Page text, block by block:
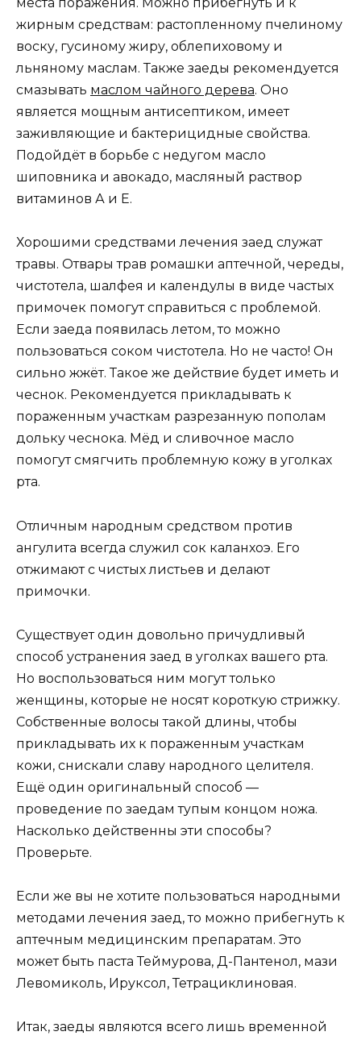
жирным средствам: растопленному пчелиному
воску, гусиному жиру, облепиховому и
льняному маслам. Также заеды рекомендуется
смазывать маслом чайного дерева. Оно
является мощным антисептиком, имеет
заживляющие и бактерицидные свойства.
Подойдёт в борьбе с недугом масло
шиповника и авокадо, масляный раствор
витаминов А и Е.
Хорошими средствами лечения заед служат
травы. Отвары трав ромашки аптечной, череды,
чистотела, шалфея и календулы в виде частых
примочек помогут справиться с проблемой.
Если заеда появилась летом, то можно
пользоваться соком чистотела. Но не часто! Он
сильно жжёт. Такое же действие будет иметь и
чеснок. Рекомендуется прикладывать к
пораженным участкам разрезанную пополам
дольку чеснока. Мёд и сливочное масло
помогут смягчить проблемную кожу в уголках
рта.
Отличным народным средством против
ангулита всегда служил сок каланхоэ. Его
отжимают с чистых листьев и делают
примочки.
Существует один довольно причудливый
способ устранения заед в уголках вашего рта.
Но воспользоваться ним могут только
женщины, которые не носят короткую стрижку.
Собственные волосы такой длины, чтобы
прикладывать их к пораженным участкам
кожи, снискали славу народного целителя.
Ещё один оригинальный способ —
проведение по заедам тупым концом ножа.
Насколько действенны эти способы?
Проверьте.
Если же вы не хотите пользоваться народными
методами лечения заед, то можно прибегнуть к
аптечным медицинским препаратам. Это
может быть паста Теймурова, Д-Пантенол, мази
Левомиколь, Ируксол, Тетрациклиновая.
Итак, заеды являются всего лишь временной